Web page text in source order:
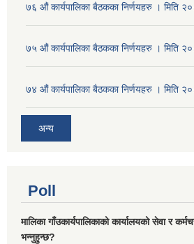
७६ औं कार्यपालिका बैठकका निर्णयहरु । मिति
७५ औं कार्यपालिका बैठकका निर्णयहरु । मिति
७४ औं कार्यपालिका बैठकका निर्णयहरु । मिति
अन्य
Poll
मालिका गाँउकार्यपालिकाको कार्यालयको सेवा र
भन्नुहुन्छ?